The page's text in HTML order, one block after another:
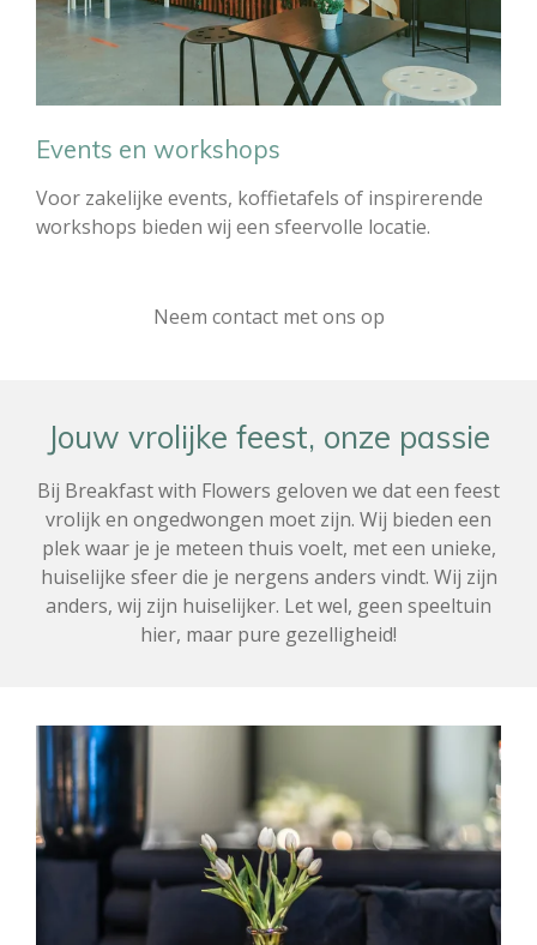
Events en workshops
Voor zakelijke events, koffietafels of inspirerende
workshops bieden wij een sfeervolle locatie.
Neem contact met ons op
Jouw vrolijke feest, onze passie
Bij Breakfast with Flowers geloven we dat een feest
vrolijk en ongedwongen moet zijn. Wij bieden een
plek waar je je meteen thuis voelt, met een unieke,
huiselijke sfeer die je nergens anders vindt. Wij zijn
anders, wij zijn huiselijker. Let wel, geen speeltuin
hier, maar pure gezelligheid!